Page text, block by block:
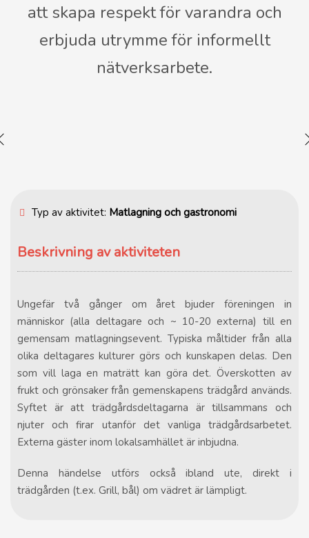
att skapa respekt för varandra och
erbjuda utrymme för informellt
nätverksarbete.
Typ av aktivitet: Matlagning och gastronomi
Beskrivning av aktiviteten
Ungefär två gånger om året bjuder föreningen in
människor (alla deltagare och ~ 10-20 externa) till en
gemensam matlagningsevent. Typiska måltider från alla
olika deltagares kulturer görs och kunskapen delas. Den
som vill laga en maträtt kan göra det. Överskotten av
frukt och grönsaker från gemenskapens trädgård används.
Syftet är att trädgårdsdeltagarna är tillsammans och
njuter och firar utanför det vanliga trädgårdsarbetet.
Externa gäster inom lokalsamhället är inbjudna.
Denna händelse utförs också ibland ute, direkt i
trädgården (t.ex. Grill, bål) om vädret är lämpligt.